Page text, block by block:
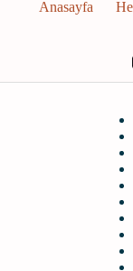
Anasayfa